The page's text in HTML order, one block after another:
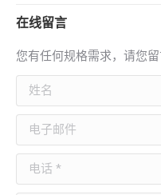
在线留言
您有任何规格需求，请您
姓名
电子邮件
电话 *